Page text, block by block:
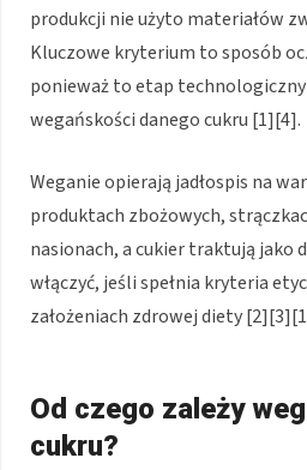
produkcji nie użyto materiałów
Kluczowe kryterium to sposób
ponieważ to etap
wegańskości danego cukru [1][4].
Weganie opierają jadłospis na
produktach zbożowych,
nasionach, a cukier traktują jako
włączyć, jeśli spełnia kryteria
założeniach zdrowej diety
Od czego zależy
cukru?